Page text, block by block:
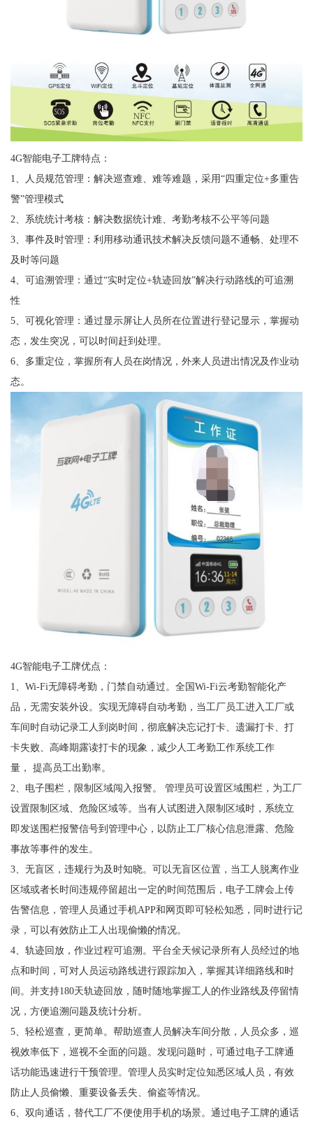
4G智能电子工牌特点：
1、人员规范管理：解决巡查难、难等难题，采用“四重定位+多重告
警”管理模式
2、系统统计考核：解决数据统计难、考勤考核不公平等问题
3、事件及时管理：利用移动通讯技术解决反馈问题不通畅、处理不
及时等问题
4、可追溯管理：通过“实时定位+轨迹回放”解决行动路线的可追溯
性
5、可视化管理：通过显示屏让人员所在位置进行登记显示，掌握动
态，发生突况，可以时间赶到处理。
6、多重定位，掌握所有人员在岗情况，外来人员进出情况及作业动
态。
4G智能电子工牌优点：
1、Wi-Fi无障碍考勤，门禁自动通过。全国Wi-Fi云考勤智能化产
品，无需安装外设。实现无障碍自动考勤，当工厂员工进入工厂或
车间时自动记录工人到岗时间，彻底解决忘记打卡、遗漏打卡、打
卡失败、高峰期露读打卡的现象，减少人工考勤工作系统工作
量， 提高员工出勤率。
2、电子围栏，限制区域闯入报警。 管理员可设置区域围栏，为工厂
设置限制区域、危险区域等。当有人试图进入限制区域时，系统立
即发送围栏报警信号到管理中心，以防止工厂核心信息泄露、危险
事故等事件的发生。
3、无盲区，违规行为及时知晓。可以无盲区位置，当工人脱离作业
区域或者长时间违规停留超出一定的时间范围后，电子工牌会上传
告警信息，管理人员通过手机APP和网页即可轻松知悉，同时进行记
录，可以有效防止工人出现偷懒的情况。
4、轨迹回放，作业过程可追溯。平台全天候记录所有人员经过的地
点和时间，可对人员运动路线进行跟踪加入，掌握其详细路线和时
间。并支持180天轨迹回放，随时随地掌握工人的作业路线及停留情
况，方便追溯问题及统计分析。
5、轻松巡查，更简单。帮助巡查人员解决车间分散，人员众多，巡
视效率低下，巡视不全面的问题。发现问题时，可通过电子工牌通
话功能迅速进行干预管理。管理人员实时定位知悉区域人员，有效
防止人员偷懒、重要设备丢失、偷盗等情况。
6、双向通话，替代工厂不便使用手机的场景。通过电子工牌的通话